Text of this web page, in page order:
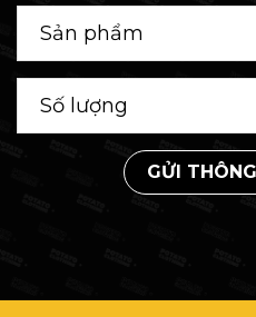
GỬI